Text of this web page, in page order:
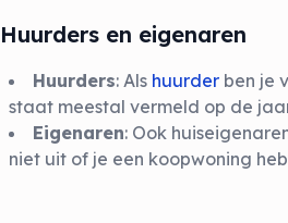
Huurders en eigenaren
Huurders: Als huurder ben je
staat meestal vermeld op de
Eigenaren: Ook
niet uit of je een koopwoning